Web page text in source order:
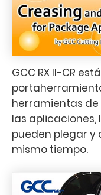
GCC RX II-CR
herramientas de
las aplicaciones,
pueden plegar
mismo tiempo.